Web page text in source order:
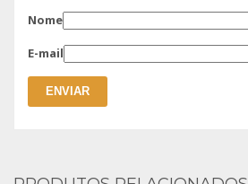
Nome
E-mail